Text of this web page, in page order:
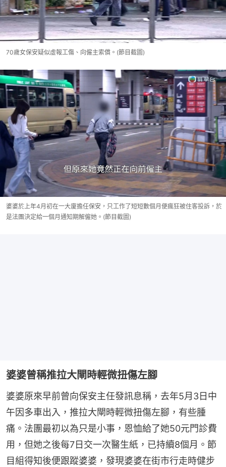
70歲女保安疑似虛報工傷、向僱主索償。(節目截圖)
婆婆於上年4月初在一大廈擔任保安，只工作了短短數個月便瘋狂被住客投訴，於
是法團決定給一個月通知期解僱她。(節目截圖)
婆婆曾稱推拉大閘時輕微扭傷左腳
婆婆原來早前曾向保安主任發訊息稱，去年5月3日中
午因多車出入，推拉大閘時輕微扭傷左腳，有些腫
痛。法團最初以為只是小事，恩恤給了她50元門診費
用，但她之後每7日交一次醫生紙，已持續8個月。節
目組得知後便跟蹤婆婆，發現婆婆在街市行走時健步